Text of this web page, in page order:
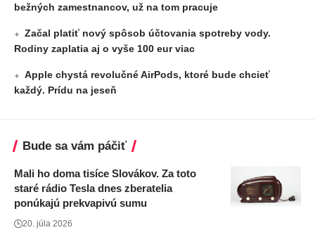
bežných zamestnancov, už na tom pracuje
Začal platiť nový spôsob účtovania spotreby vody.
Rodiny zaplatia aj o vyše 100 eur viac
Apple chystá revolučné AirPods, ktoré bude chcieť
každý. Prídu na jeseň
Bude sa vám páčiť
Mali ho doma tisíce Slovákov. Za toto
staré rádio Tesla dnes zberatelia
ponúkajú prekvapivú sumu
20. júla 2026